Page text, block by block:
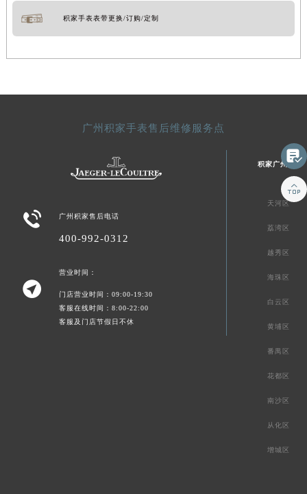
积家手表表带更换/订购/定制
广州积家手表售后维修服务点
 广州积家售后电话
400-992-0312

营业时间：
门店营业时间：09:00-19:30
客服在线时间：8:00-22:00
客服及门店节假日不休
积家广州市区
天河区
荔湾区
越秀区
海珠区
白云区
黄埔区
番禺区
花都区
南沙区
从化区
增城区

